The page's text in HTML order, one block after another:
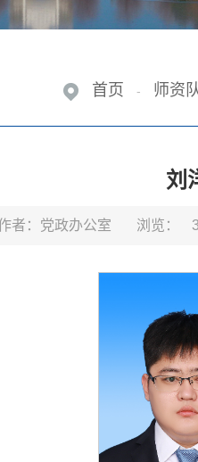
首页 - 师资
刘
者：党政办公室 浏览：